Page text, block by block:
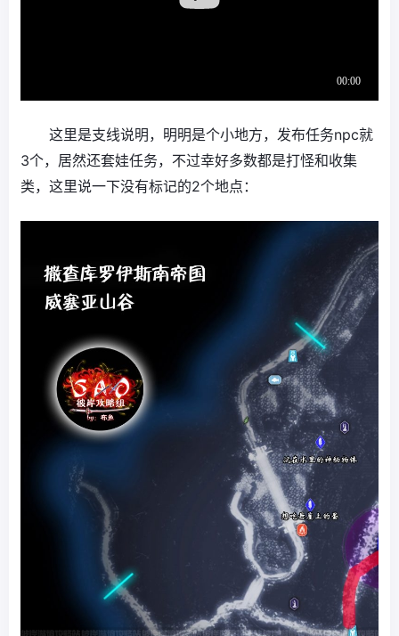
这里是支线说明，明明是个小地方，发布任务npc就
3个，居然还套娃任务，不过幸好多数都是打怪和收集
类，这里说一下没有标记的2个地点：